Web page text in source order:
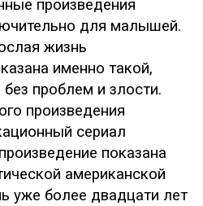
произведения
для малышей.
жизнь
именно такой,
проблем и злости.
произведения
сериал
показана
американской
уже более двадцати лет